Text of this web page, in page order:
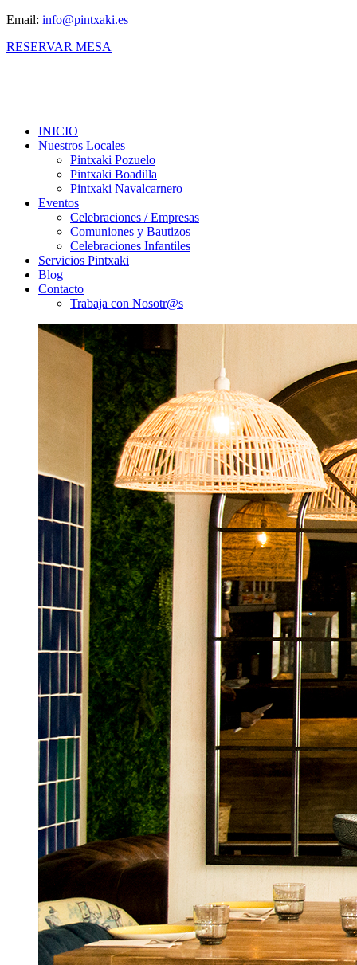
Email: info@pintxaki.es
RESERVAR MESA
INICIO
Nuestros Locales
Pintxaki Pozuelo
Pintxaki Boadilla
Pintxaki Navalcarnero
Eventos
Celebraciones / Empresas
Comuniones y Bautizos
Celebraciones Infantiles
Servicios Pintxaki
Blog
Contacto
Trabaja con Nosotr@s